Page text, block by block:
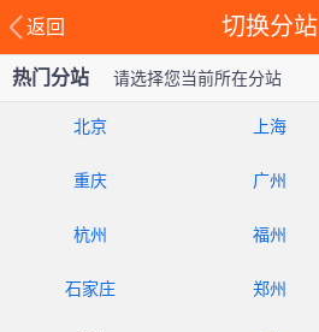
返回 切换分站
热门分站 请选择您当前所在分站
北京 上海
重庆 广州
杭州 福州
石家庄 郑州